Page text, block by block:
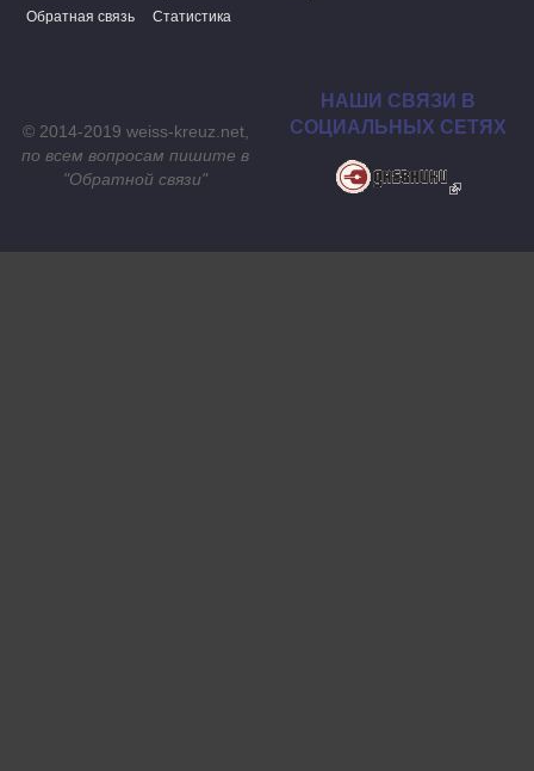
Обратная связь
Статистика
© 2014-2019 weiss-kreuz.net,
по всем вопросам пишите в
"Обратной связи"
НАШИ СВЯЗИ В
СОЦИАЛЬНЫХ СЕТЯХ